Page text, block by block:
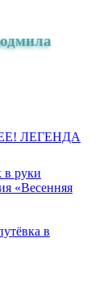
ЛЕГЕНДА
в руки
«Весенняя
в